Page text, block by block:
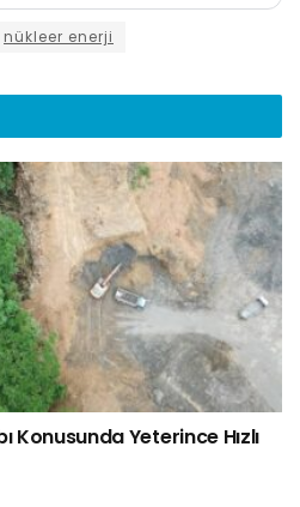
nükleer enerji
Konusunda Yeterince Hızlı